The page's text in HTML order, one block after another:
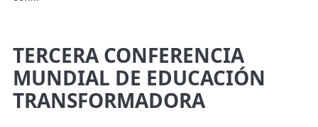
TERCERA CONFERENCIA
MUNDIAL DE EDUCACIÓN
TRANSFORMADORA